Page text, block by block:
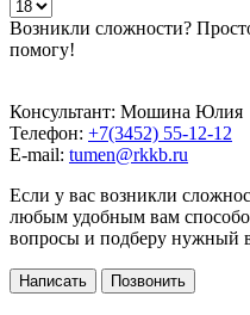
Возникли сложности?
помогу!
Консультант: Мошина Юлия
Телефон: +7(3452) 55-12-12
E-mail: tumen@rkkb.ru
Если у вас возникли
любым удобным вам
вопросы и подберу нужный
Написать Позвонить